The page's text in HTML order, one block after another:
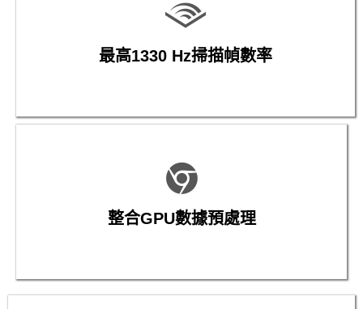
最高1330 Hz掃描幀數率
整合GPU數據預處理